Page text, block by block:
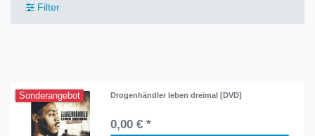
Filter
Sonderangebot Drogenhändler leben dreimal [DVD]
0,00 € *